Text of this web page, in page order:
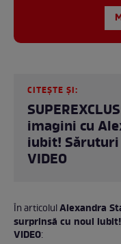
CITEȘTE ȘI:
imagini cu
iubit!
VIDEO
În articolulAlexandra
surprinsă cu noul
VIDEO: